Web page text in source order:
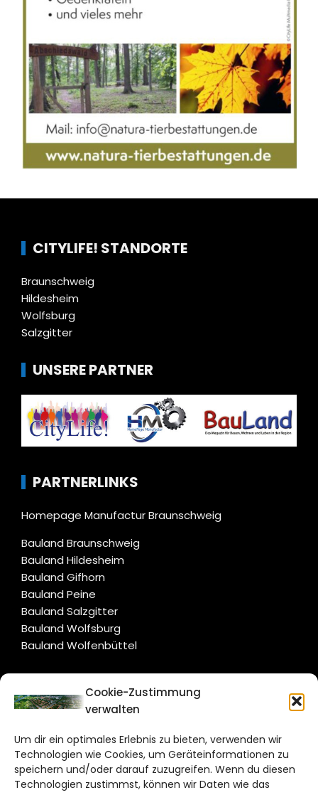
Cookie-Zustimmung
verwalten
Um dir ein optimales Erlebnis zu bieten, verwenden wir
Technologien wie Cookies, um Geräteinformationen zu
speichern und/oder darauf zuzugreifen. Wenn du diesen
Technologien zustimmst, können wir Daten wie das
CITYLIFE! STANDORTE
Braunschweig
Hildesheim
Wolfsburg
Salzgitter
UNSERE PARTNER
PARTNERLINKS
Homepage Manufactur Braunschweig
Bauland Braunschweig
Bauland Hildesheim
Bauland Gifhorn
Bauland Peine
Bauland Salzgitter
Bauland Wolfsburg
Bauland Wolfenbüttel
CITYLIFE!
Bruchtorwall 12
38100 Braunschweig
Telefon: 0531 387220 – 65